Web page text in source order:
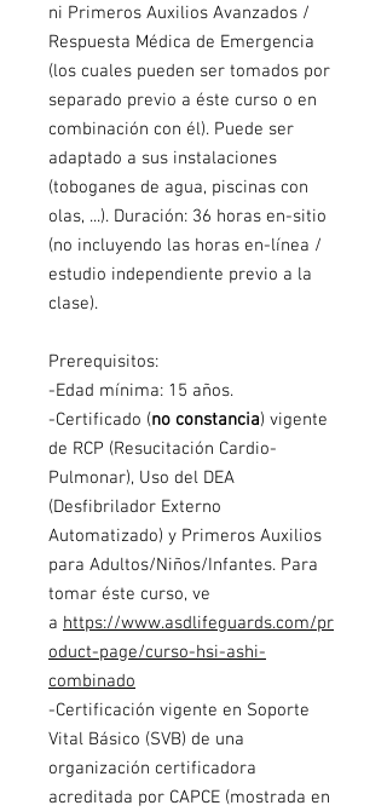
ni Primeros Auxilios Avanzados /
Respuesta Médica de Emergencia
(los cuales pueden ser tomados por
separado previo a éste curso o en
combinación con él). Puede ser
adaptado a sus instalaciones
(toboganes de agua, piscinas con
olas, ...). Duración: 36 horas en-sitio
(no incluyendo las horas en-línea /
estudio independiente previo a la
clase).
Prerequisitos:
-Edad mínima: 15 años.
-Certificado (no constancia) vigente
de RCP (Resucitación Cardio-
Pulmonar), Uso del DEA
(Desfibrilador Externo
Automatizado) y Primeros Auxilios
para Adultos/Niños/Infantes. Para
tomar éste curso, ve
a https://www.asdlifeguards.com/pr
oduct-page/curso-hsi-ashi-
combinado
-Certificación vigente en Soporte
Vital Básico (SVB) de una
organización certificadora
acreditada por CAPCE (mostrada en